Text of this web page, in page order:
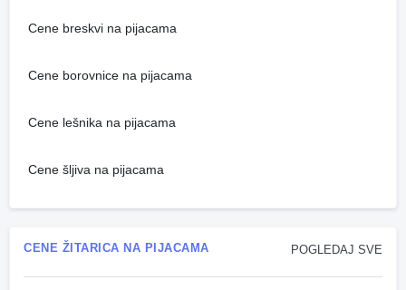
Cene breskvi na pijacama
Cene borovnice na pijacama
Cene lešnika na pijacama
Cene šljiva na pijacama
POGLEDAJ SVE
CENE ŽITARICA NA PIJACAMA